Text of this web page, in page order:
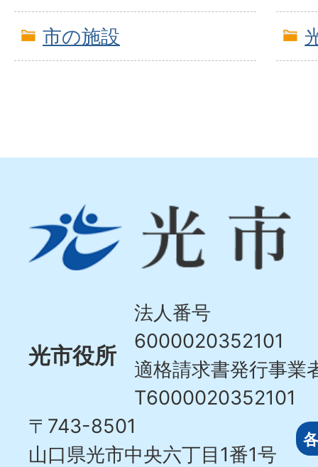
市の施設
市
Hikari
光市役所
法人番号
6000020352101
適格請求書発行事業
T6000020352101
〒743-8501
山口県光市中央六丁目1番1号